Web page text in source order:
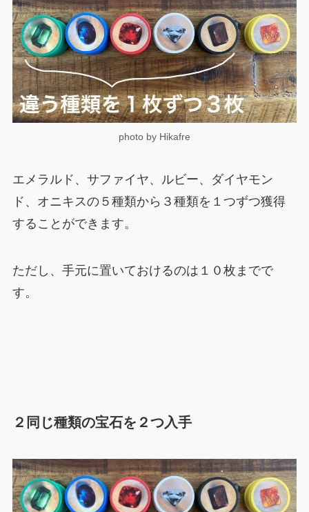
photo by Hikafre
エメラルド、サファイヤ、ルビー、ダイヤモン
ド、オニキスの５種類から３種類を１つずつ獲得
することができます。
ただし、手元に置いておけるのは１０枚までで
す。
２同じ種類の宝石を２つ入手